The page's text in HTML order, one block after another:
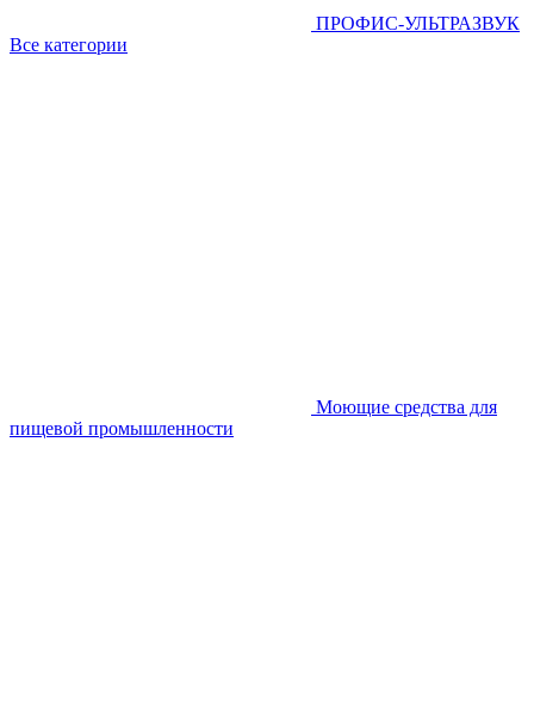
ПРОФИС-УЛЬТРАЗВУК
Все категории
Моющие средства для
пищевой промышленности